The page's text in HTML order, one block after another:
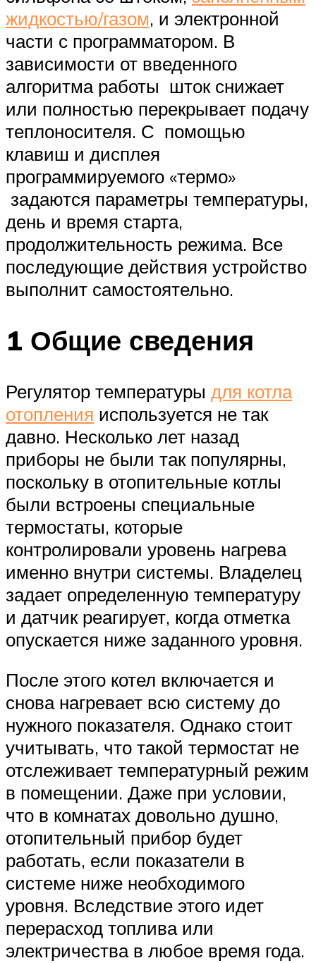
жидкостью/газом, и электронной
части с программатором. В
зависимости от введенного
алгоритма работы шток снижает
или полностью перекрывает подачу
теплоносителя. С помощью
клавиш и дисплея
программируемого «термо»
задаются параметры температуры,
день и время старта,
продолжительность режима. Все
последующие действия устройство
выполнит самостоятельно.
1 Общие сведения
Регулятор температуры для котла
отопления используется не так
давно. Несколько лет назад
приборы не были так популярны,
поскольку в отопительные котлы
были встроены специальные
термостаты, которые
контролировали уровень нагрева
именно внутри системы. Владелец
задает определенную температуру
и датчик реагирует, когда отметка
опускается ниже заданного уровня.
После этого котел включается и
снова нагревает всю систему до
нужного показателя. Однако стоит
учитывать, что такой термостат не
отслеживает температурный режим
в помещении. Даже при условии,
что в комнатах довольно душно,
отопительный прибор будет
работать, если показатели в
системе ниже необходимого
уровня. Вследствие этого идет
перерасход топлива или
электричества в любое время года.